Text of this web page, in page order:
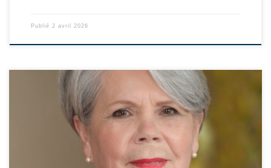
Publié 2 avril 2026